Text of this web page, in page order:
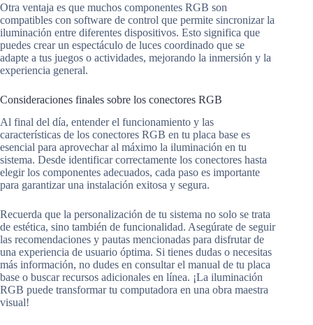
Otra ventaja es que muchos componentes RGB son
compatibles con software de control que permite sincronizar la
iluminación entre diferentes dispositivos. Esto significa que
puedes crear un espectáculo de luces coordinado que se
adapte a tus juegos o actividades, mejorando la inmersión y la
experiencia general.
Consideraciones finales sobre los conectores RGB
Al final del día, entender el funcionamiento y las
características de los conectores RGB en tu placa base es
esencial para aprovechar al máximo la iluminación en tu
sistema. Desde identificar correctamente los conectores hasta
elegir los componentes adecuados, cada paso es importante
para garantizar una instalación exitosa y segura.
Recuerda que la personalización de tu sistema no solo se trata
de estética, sino también de funcionalidad. Asegúrate de seguir
las recomendaciones y pautas mencionadas para disfrutar de
una experiencia de usuario óptima. Si tienes dudas o necesitas
más información, no dudes en consultar el manual de tu placa
base o buscar recursos adicionales en línea. ¡La iluminación
RGB puede transformar tu computadora en una obra maestra
visual!